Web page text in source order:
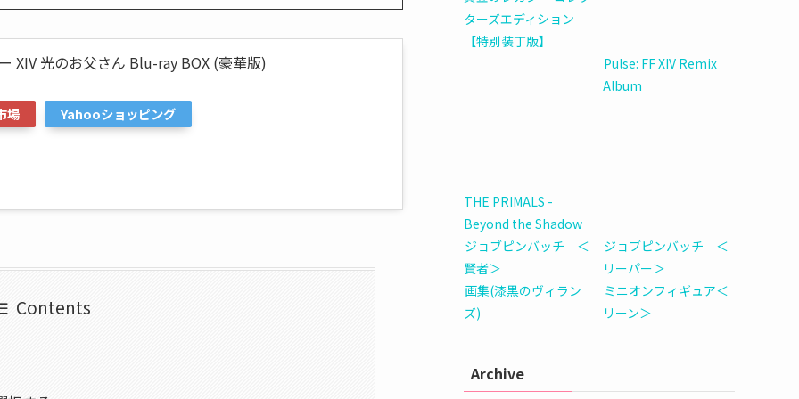
XIV 光のお父さん Blu-ray BOX (豪華版)
場 Yahooショッピング
Contents
ターズエディション
【特別装丁版】
THE PRIMALS -
Beyond the Shadow
Pulse: FF XIV Remix
Album
ジョブピンバッチ ＜
賢者＞
ジョブピンバッチ ＜
リーパー＞
画集(漆黒のヴィラン
ズ)
ミニオンフィギュア＜
リーン＞
Archive